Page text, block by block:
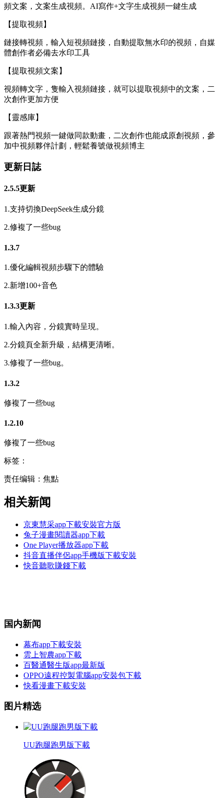
頻文案，文案生成視頻。AI寫作+文字生成視頻一鍵生成
【提取視頻】
鏈接轉視頻，輸入短視頻鏈接，自動提取無水印的視頻，自媒
體創作者必備去水印工具
【提取視頻文案】
視頻轉文字，隻輸入視頻鏈接，就可以提取視頻中的文案，二
次創作更加方便
【靈感庫】
跟著熱門視頻一鍵做同款動畫，二次創作也能成原創視頻，參
加中視頻夥伴計劃，輕鬆養號做視頻博主
更新日誌
2.5.5更新
1.支持切換DeepSeek生成分鏡
2.修複了一些bug
1.3.7
1.優化編輯視頻步驟下的體驗
2.新增100+音色
1.3.3更新
1.輸入內容，分鏡實時呈現。
2.分鏡頁全新升級，結構更清晰。
3.修複了一些bug。
1.3.2
修複了一些bug
1.2.10
修複了一些bug
标签：
责任编辑：焦點
相关新闻
京東慧采app下載安裝官方版
兔子漫畫閱讀器app下載
One Player播放器app下載
抖音直播伴侶app手機版下載安裝
快音聽歌賺錢下載
国内新闻
幕布app下載安裝
雲上智農app下載
百醫通醫生版app最新版
OPPO遠程控製電腦app安裝包下載
快看漫畫下載安裝
图片精选
UU跑腿跑男版下載